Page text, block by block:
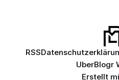
RSS
UberBlogr
Erstellt